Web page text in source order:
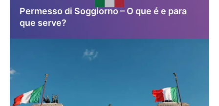
Permesso di Soggiorno – O que é e para
que serve?